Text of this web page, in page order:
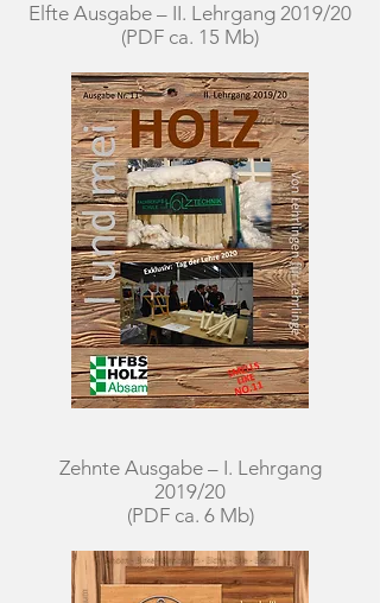
Neunte Ausgabe – IV. Lehrgang
2018/19
Elfte Ausgabe – II. Lehrgang 2019/20
(PDF ca. 15 Mb)
Zehnte Ausgabe – I. Lehrgang
2019/20
(PDF ca. 6 Mb)